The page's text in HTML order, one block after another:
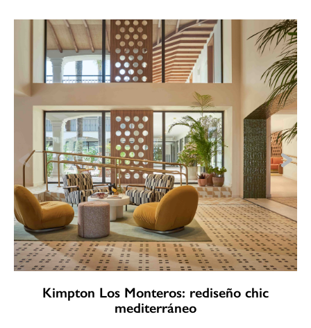
Kimpton Los Monteros: rediseño chic
mediterráneo